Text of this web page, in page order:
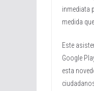
inmediata
medida
Este
Google
esta